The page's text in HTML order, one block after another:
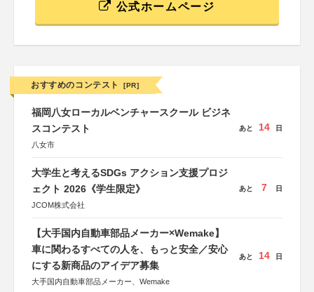
公式ホームページ
おすすめのコンテスト [PR]
福岡八女ローカルベンチャースクール ビジネ
スコンテスト
八女市
あと 14 日
大学生と考えるSDGs アクション支援プロジ
ェクト 2026《学生限定》
JCOM株式会社
あと 7 日
【大手国内自動車部品メーカー×Wemake】
車に関わるすべての人を、もっと安全／安心
にする新商品のアイデア募集
大手国内自動車部品メーカー、Wemake
あと 14 日